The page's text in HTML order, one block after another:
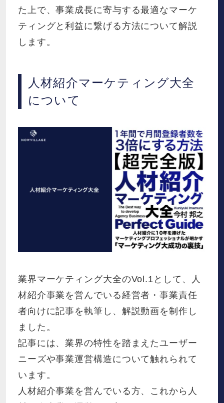
た上で、事業成長に寄与する最適なマーケ
ティングと利益に繋げる方法について解説
します。
人材紹介マーケティング大全
について
業界マーケティング大全のVol.1として、人
材紹介事業を営んでいる経営者・事業責任
者向けに記事を執筆し、解説動画を制作し
ました。
記事には、業界の特性を踏まえたユーザー
ニーズや事業運営構造について触れられて
います。
人材紹介事業を営んでいる方、これから人